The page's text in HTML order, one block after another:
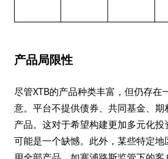
产品局限性
尽管XTB的产品种类丰富，但仍存在
意。平台不提供债券、共同基金、
产品。这对于希望构建更加多元化
可能是一个缺憾。此外，某些特定